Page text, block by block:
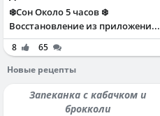
❄️Сон Около 5 часов ❄️
Восстановление из приложени...
8
65
Новые рецепты
Запеканка с кабачком и
брокколи